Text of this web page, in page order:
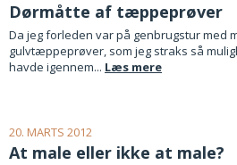
Dørmåtte af tæppeprøver
Da jeg forleden var på genbrugstur med
gulvtæppeprøver, som jeg straks så
havde igennem... Læs mere
20. MARTS 2012
At male eller ikke at male?